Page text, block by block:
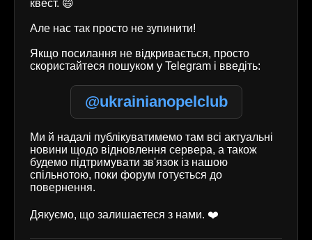
квест. 😄
Але нас так просто не зупинити!
Якщо посилання не відкривається, просто
скористайтеся пошуком у Telegram і введіть:
@ukrainianopelclub
Ми й надалі публікуватимемо там всі актуальні
новини щодо відновлення сервера, а також
будемо підтримувати зв'язок із нашою
спільнотою, поки форум готується до
повернення.
Дякуємо, що залишаєтеся з нами. ❤️